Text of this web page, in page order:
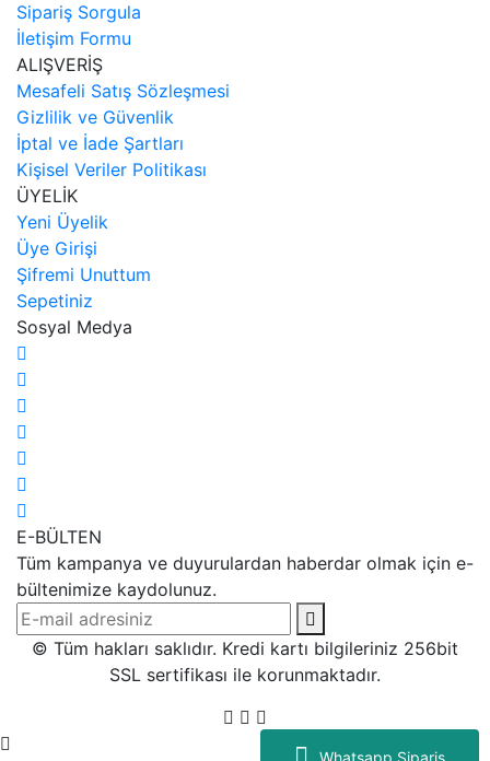
Whatsapp Sipariş
Sipariş Sorgula
İletişim Formu
ALIŞVERİŞ
Mesafeli Satış Sözleşmesi
Gizlilik ve Güvenlik
İptal ve İade Şartları
Kişisel Veriler Politikası
ÜYELİK
Yeni Üyelik
Üye Girişi
Şifremi Unuttum
Sepetiniz
Sosyal Medya
E-BÜLTEN
Tüm kampanya ve duyurulardan haberdar olmak için e-
bültenimize kaydolunuz.
© Tüm hakları saklıdır. Kredi kartı bilgileriniz 256bit
SSL sertifikası ile korunmaktadır.